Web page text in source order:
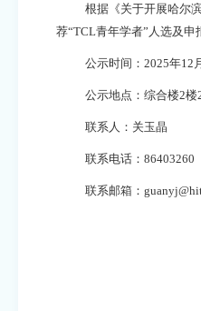
根据《关于开展哈尔
荐“TCL青年学者” 人选及申
公示时间： 2025年12
公示地点：综合楼2楼
联系人：关玉晶
联系电话： 86403260
联系邮箱： guanyj